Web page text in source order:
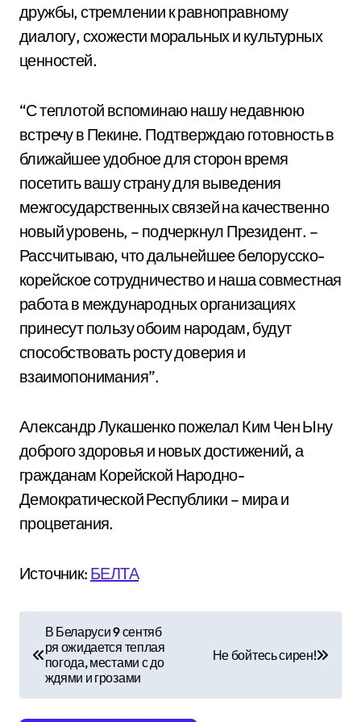
дружбы, стремлении к равноправному
диалогу, схожести моральных и культурных
ценностей.
“С теплотой вспоминаю нашу недавнюю
встречу в Пекине. Подтверждаю готовность в
ближайшее удобное для сторон время
посетить вашу страну для выведения
межгосударственных связей на качественно
новый уровень, – подчеркнул Президент. –
Рассчитываю, что дальнейшее белорусско-
корейское сотрудничество и наша совместная
работа в международных организациях
принесут пользу обоим народам, будут
способствовать росту доверия и
взаимопонимания”.
Александр Лукашенко пожелал Ким Чен Ыну
доброго здоровья и новых достижений, а
гражданам Корейской Народно-
Демократической Республики – мира и
процветания.
Источник: БЕЛТА
в
В Беларуси 9 сентяб
ря ожидается теплая
погода, местами с до
ждями и грозами
Не бойтесь сирен!